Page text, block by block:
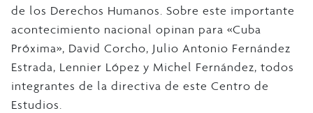
de los Derechos Humanos. Sobre este importante
acontecimiento nacional opinan para «Cuba
Próxima», David Corcho, Julio Antonio Fernández
Estrada, Lennier López y Michel Fernández, todos
integrantes de la directiva de este Centro de
Estudios.